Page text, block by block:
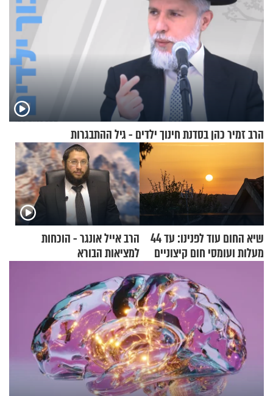
הרב זמיר כהן בסדנת חינוך ילדים - גיל ההתבגרות
שיא החום עוד לפנינו: עד 44
מעלות ועומסי חום קיצוניים
הרב אייל אונגר - הוכחות
למציאות הבורא